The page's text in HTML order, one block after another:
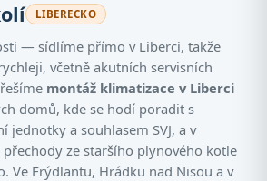
LIBERECKO
— sídlíme přímo v Liberci, takže
včetně akutních servisních
montáž klimatizace v Liberci
domů, kde se hodí poradit s
jednotky a souhlasem SVJ, a v
ze staršího plynového kotle
Ve Frýdlantu, Hrádku nad Nisou a v